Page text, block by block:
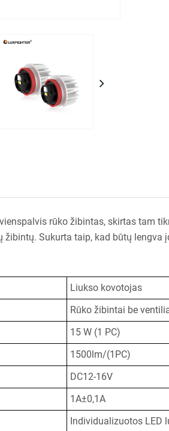
rūko žibintas, skirtas tam
Sukurta taip, kad būtų lengva
Liukso kovotojas
Rūko žibintai be
15 W (1 PC)
1500lm/(1PC)
DC12-16V
1A±0,1A
Individualizuotos LED